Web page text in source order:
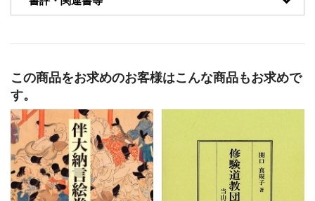
この商品をお求めのお客様はこんな商品もお求めで
す。